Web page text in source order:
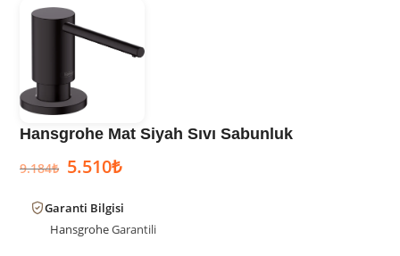
Hansgrohe Mat Siyah Sıvı Sabunluk
9.184₺ 5.510₺
Garanti Bilgisi
HansgroheGarantili